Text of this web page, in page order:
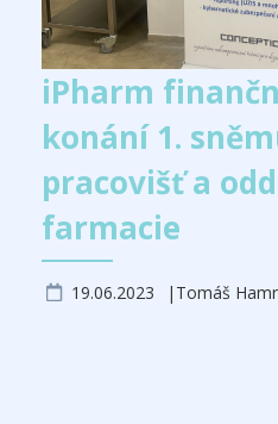
iPharm
konání 1.
pracovišť a
farmacie
19.06.2023 Tomáš Hamr